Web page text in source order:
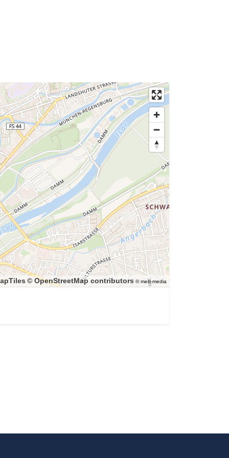
© OpenStreetMap contributors© mett-media